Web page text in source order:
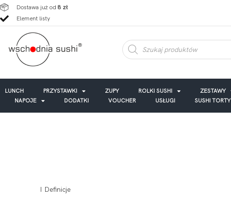
Dostawa już od 8 zł
Element listy
LUNCH PRZYSTAWKI ZUPY ROLKI SUSHI ZESTAWY
NAPOJE
DODATKI VOUCHER USŁUGI SUSHI TORTY
I Definicje